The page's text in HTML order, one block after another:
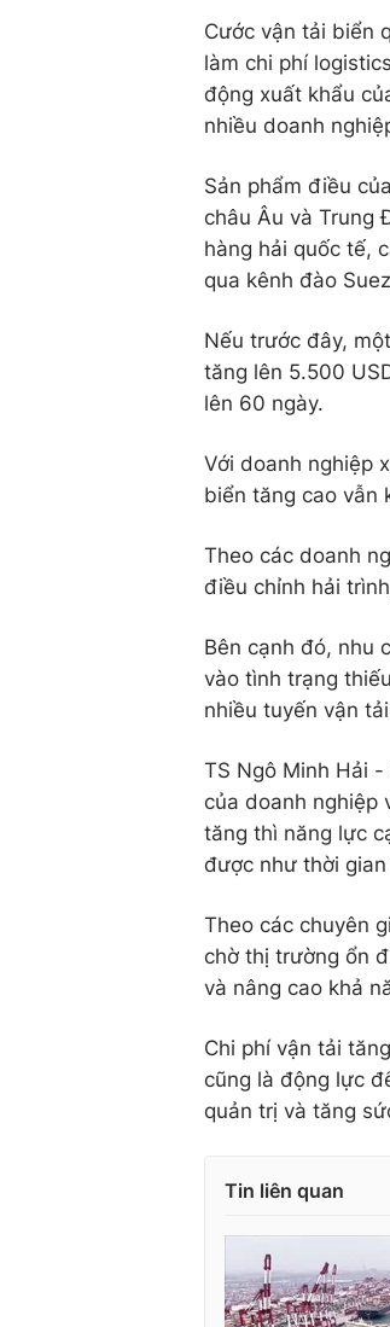
Cước vận tải biển
làm chi phí
động xuất khẩu
nhiều doanh
Sản phẩm điều
châu Âu và Trung
hàng hải quốc tế,
qua kênh đào
Nếu trước đây,
tăng lên 5.500
lên 60 ngày.
Với doanh nghiệp
biển tăng cao vẫn
Theo các doanh
điều chỉnh hải
Bên cạnh đó, nhu
vào tình trạng
nhiều tuyến vận
TS Ngô Minh Hải
của doanh nghiệp
tăng thì năng lực
được như thời
Theo các chuyên
chờ thị trường ổn
và nâng cao khả
Chi phí vận tải
cũng là động lực
quản trị và tăng
Tin liên quan